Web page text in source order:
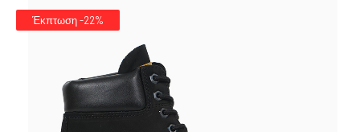
Έκπτωση -22%